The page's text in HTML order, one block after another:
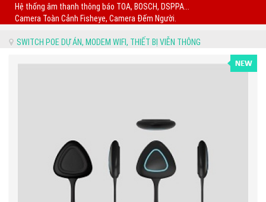
Hệ thống âm thanh thông báo TOA, BOSCH, DSPPA...
Camera Toàn Cảnh Fisheye, Camera Đếm Người.
Joomla! 3 Modules
SWITCH POE DỰ ÁN, MODEM WIFI, THIẾT BỊ VIỄN THÔNG